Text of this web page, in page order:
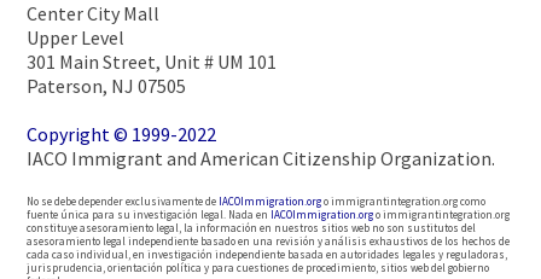
Center City Mall
Upper Level
301 Main Street, Unit # UM 101
Paterson, NJ 07505
Copyright © 1999-2022
IACO Immigrant and American Citizenship Organization.
No se debe depender exclusivamente de IACOImmigration.orgo immigrantintegration.org como
fuente única para su investigación legal. Nada en IACOImmigration.orgo immigrantintegration.org
constituye asesoramiento legal, la información en nuestros sitios web no son sustitutos del
asesoramiento legal independiente basado en una revisión y análisis exhaustivos de los hechos de
cada caso individual, en investigación independiente basada en autoridades legales y reguladoras,
jurisprudencia, orientación política y para cuestiones de procedimiento, sitios web del gobierno